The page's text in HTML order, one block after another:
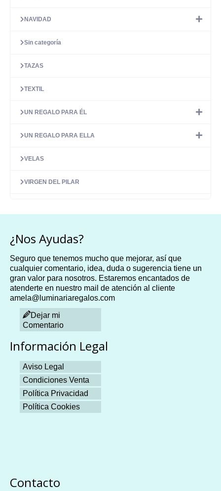
NAVIDAD
Sin categoría
TAZAS
TEXTIL
UN REGALO PARA ÉL
UN REGALO PARA ELLA
VELAS
VIRGEN DEL PILAR
¿Nos Ayudas?
Seguro que tenemos mucho que mejorar, así que
cualquier comentario, idea, duda o sugerencia tiene un
gran valor para nosotros. Estaremos encantados de
atenderte en nuestro mail de atención al cliente
amela@luminariaregalos.com
Dejar mi
Comentario
Información Legal
Aviso Legal
Condiciones Venta
Política Privacidad
Política Cookies
Contacto